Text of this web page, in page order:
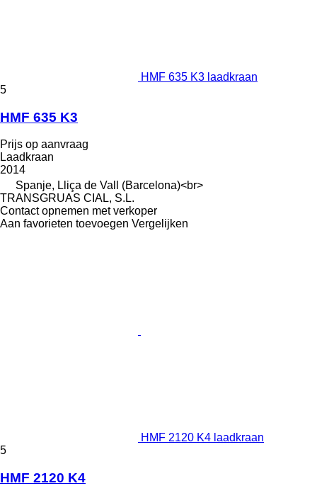
HMF 635 K3 laadkraan
5
HMF 635 K3
Prijs op aanvraag
Laadkraan
2014
Spanje, Lliça de Vall (Barcelona)<br>
TRANSGRUAS CIAL, S.L.
Contact opnemen met verkoper
Aan favorieten toevoegen Vergelijken
HMF 2120 K4 laadkraan
5
HMF 2120 K4